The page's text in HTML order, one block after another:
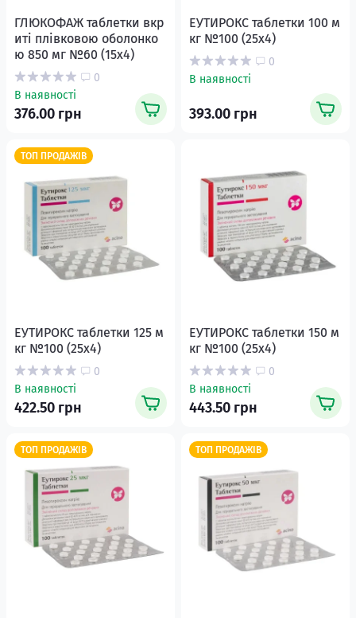
ГЛЮКОФАЖ таблетки вкр
иті плівковою оболонко
ю 850 мг №60 (15х4)
0
В наявності
376.00 грн
ЕУТИРОКС таблетки 100 м
кг №100 (25х4)
0
В наявності
393.00 грн
ТОП ПРОДАЖІВ
ЕУТИРОКС таблетки 125 м
кг №100 (25х4)
0
В наявності
422.50 грн
ЕУТИРОКС таблетки 150 м
кг №100 (25х4)
0
В наявності
443.50 грн
ТОП ПРОДАЖІВ ТОП ПРОДАЖІВ